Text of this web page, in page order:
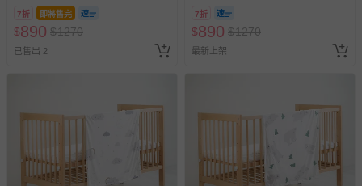
7折 即將售完
$890 $1270
已售出 2
7折
$890 $1270
最新上架